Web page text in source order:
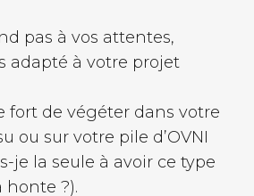
pas à vos attentes,
adapté à votre projet
fort de végéter dans votre
ou sur votre pile d’OVNI
je la seule à avoir ce type
honte ?).